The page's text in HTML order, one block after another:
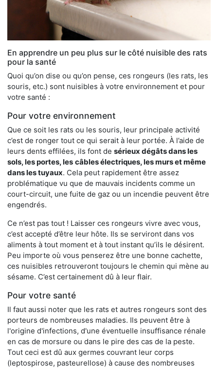
En apprendre un peu plus sur le côté nuisible des rats
pour la santé
Quoi qu’on dise ou qu’on pense, ces rongeurs (les rats, les
souris, etc.) sont nuisibles à votre environnement et pour
votre santé :
Pour votre environnement
Que ce soit les rats ou les souris, leur principale activité
c’est de ronger tout ce qui serait à leur portée. À l’aide de
leurs dents effilées, ils font de sérieux dégâts dans les
sols, les portes, les câbles électriques, les murs et même
dans les tuyaux. Cela peut rapidement être assez
problématique vu que de mauvais incidents comme un
court-circuit, une fuite de gaz ou un incendie peuvent être
engendrés.
Ce n’est pas tout ! Laisser ces rongeurs vivre avec vous,
c’est accepté d’être leur hôte. Ils se serviront dans vos
aliments à tout moment et à tout instant qu’ils le désirent.
Peu importe où vous penserez être une bonne cachette,
ces nuisibles retrouveront toujours le chemin qui mène au
sésame. C’est certainement dû à leur flair.
Pour votre santé
Il faut aussi noter que les rats et autres rongeurs sont des
porteurs de nombreuses maladies. Ils peuvent être à
l'origine d'infections, d'une éventuelle insuffisance rénale
en cas de morsure ou dans le pire des cas de la peste.
Tout ceci est dû aux germes couvrant leur corps
(leptospirose, pasteurellose) à cause des nombreuses